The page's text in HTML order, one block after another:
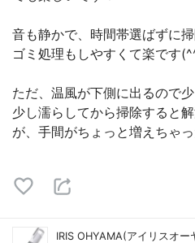
音も静かで、時間帯選ばずに
ゴミ処理もしやすくて楽です
ただ、温風が下側に出るので
少し濡らしてから掃除すると解
が、手間がちょっと増えちゃ
IRIS OHYAMA(アイリスオー